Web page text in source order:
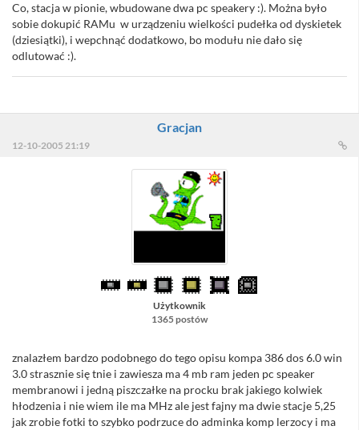
Co, stacja w pionie, wbudowane dwa pc speakery :). Można było
sobie dokupić RAMu w urządzeniu wielkości pudełka od dyskietek
(dziesiątki), i wepchnąć dodatkowo, bo modułu nie dało się
odlutować :).
Gracjan
12-10-2005 21:19
Użytkownik
1365 postów
znalazłem bardzo podobnego do tego opisu kompa 386 dos 6.0 win
3.0 strasznie się tnie i zawiesza ma 4 mb ram jeden pc speaker
membranowi i jedną piszczałke na procku brak jakiego kolwiek
hłodzenia i nie wiem ile ma MHz ale jest fajny ma dwie stacje 5,25
jak zrobie fotki to szybko podrzuce do adminka komp lerzocy i ma